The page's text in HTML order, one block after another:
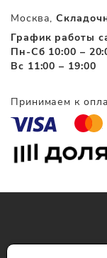
Москва,
График работы
Пн-Сб 10:00 –
Вс 11:00 – 19:00
Принимаем к